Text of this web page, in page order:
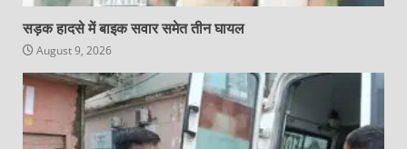
सड़क हादसे में बाइक सवार समेत तीन घायल
August 9, 2026